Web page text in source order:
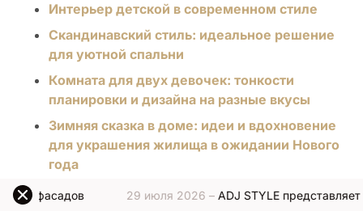
Интерьер детской в современном стиле
Скандинавский стиль: идеальное решение
для уютной спальни
Комната для двух девочек: тонкости
планировки и дизайна на разные вкусы
Зимняя сказка в доме: идеи и вдохновение
для украшения жилища в ожидании Нового
года
Как выбрать идеальные обои для спальни:
29 июля 2026 –ADJ STYLE представляет новую